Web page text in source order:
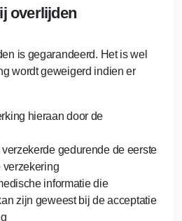
overlijden
is gegarandeerd. Het is wel
wordt geweigerd indien er
hieraan door de
gedurende de eerste
verzekering
informatie die
zijn geweest bij de acceptatie